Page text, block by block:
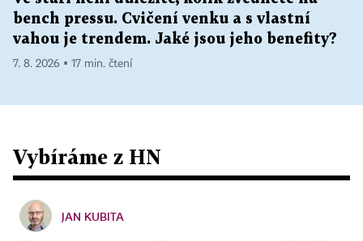
bench pressu. Cvičení venku a s vlastní
vahou je trendem. Jaké jsou jeho benefity?
7. 8. 2026 ▪ 17 min. čtení
Vybíráme z HN
JAN KUBITA